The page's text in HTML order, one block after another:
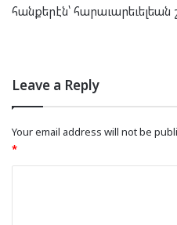
հանքերէն՝ հարաւարեւելեան
Leave a Reply
Your email address will not be
*